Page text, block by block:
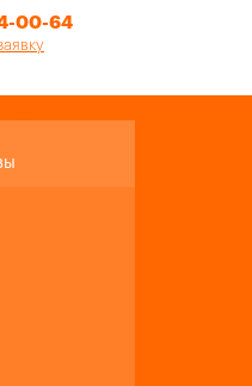
00-64